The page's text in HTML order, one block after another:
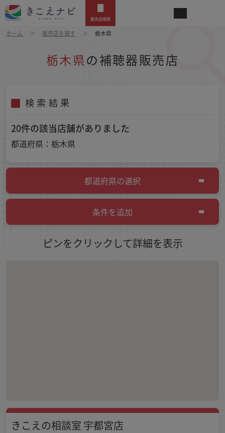
販売店検索
ホーム 販売店を探す 栃木県
栃木県の補聴器販売店
検索結果
20件の該当店舗がありました
都道府県：栃木県
都道府県の選択
条件を追加
ピンをクリックして詳細を表示
きこえの相談室 宇都宮店